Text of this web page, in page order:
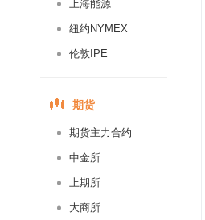
上海能源
纽约NYMEX
伦敦IPE
期货
期货主力合约
中金所
上期所
大商所